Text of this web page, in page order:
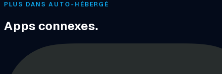
PLUS DANS AUTO-HÉBERGÉ
Apps connexes.